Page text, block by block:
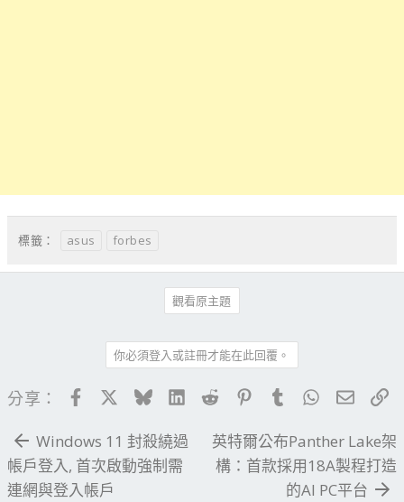
標籤： asus forbes
觀看原主題
你必須登入或註冊才能在此回覆。
分享： FacebookBlueskyLinkedIn
Reddit PinterestTumblrWhatsApp
電子
Windows 11 封殺繞過
帳戶登入, 首次啟動強制需
連網與登入帳戶
英特爾公布Panther Lake架
構：首款採用18A製程打造
的AI PC平台